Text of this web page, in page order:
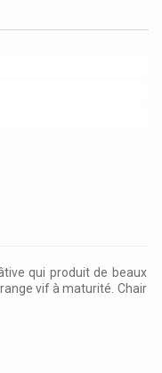
qui produit de beaux
vif à maturité. Chair